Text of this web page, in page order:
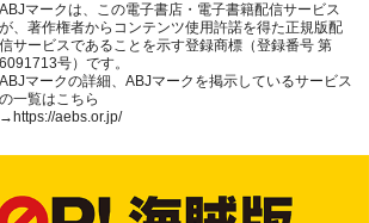
ABJマークは、この電子書店・電子書籍配信サービス
が、著作権者からコンテンツ使用許諾を得た正規版配
信サービスであることを示す登録商標（登録番号 第
6091713号）です。
ABJマークの詳細、ABJマークを掲示しているサービス
の一覧はこちら
→ https://aebs.or.jp/